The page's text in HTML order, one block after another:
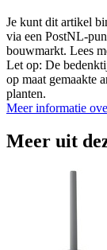
Je kunt dit artikel
via een PostNL-
bouwmarkt. Lees
Let op: De
op maat gemaakte
planten.
Meer informatie
Meer uit